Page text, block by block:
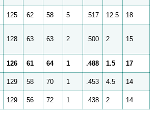
125 62 58 5 .517 12.5 18
128 63 63 2 .500 2 15
126 61 64 1 .488 1.5 17
129 58 70 1 .453 4.5 14
129 56 72 1 .438 2 14